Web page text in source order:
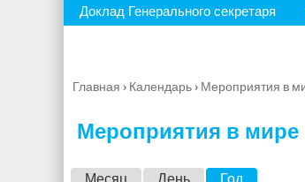
Доклад Генерального секретаря
Вы
Главная › Календарь› Мероприятия в
Мероприятия в мире